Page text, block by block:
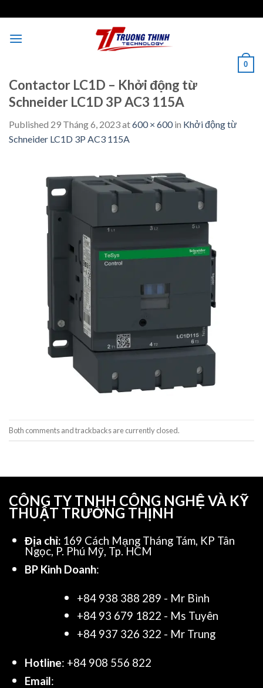
to
content
0
Contactor LC1D – Khởi động từ
Schneider LC1D 3P AC3 115A
Published 29 Tháng 6, 2023at600 × 600in Khởi động từ
Schneider LC1D 3P AC3 115A
Both comments and trackbacks are currently closed.
CÔNG TY TNHH CÔNG NGHỆ VÀ KỸ
THUẬT TRƯỜNG THỊNH
Địa chỉ: 169 Cách Mạng Tháng Tám, KP Tân
Ngọc, P. Phú Mỹ, Tp. HCM
BP Kinh Doanh:
+84 938 388 289 - Mr Bình
+84 93 679 1822 - Ms Tuyên
+84 937 326 322 - Mr Trung
Hotline: +84 908 556 822
Email: